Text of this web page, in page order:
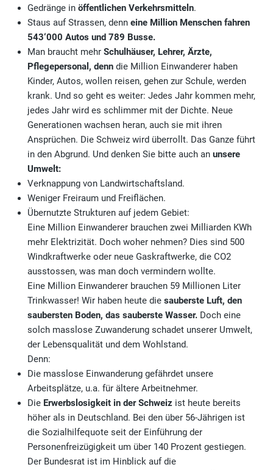
Gedränge in öffentlichen Verkehrsmitteln.
Staus auf Strassen, denn eine Million Menschen fahren
543‘000 Autos und 789 Busse.
Man braucht mehr Schulhäuser, Lehrer, Ärzte,
Pflegepersonal, denn die Million Einwanderer haben
Kinder, Autos, wollen reisen, gehen zur Schule, werden
krank. Und so geht es weiter: Jedes Jahr kommen mehr,
jedes Jahr wird es schlimmer mit der Dichte. Neue
Generationen wachsen heran, auch sie mit ihren
Ansprüchen. Die Schweiz wird überrollt. Das Ganze führt
in den Abgrund. Und denken Sie bitte auch an unsere
Umwelt:
Verknappung von Landwirtschaftsland.
Weniger Freiraum und Freiflächen.
Übernutzte Strukturen auf jedem Gebiet:
Eine Million Einwanderer brauchen zwei Milliarden KWh
mehr Elektrizität. Doch woher nehmen? Dies sind 500
Windkraftwerke oder neue Gaskraftwerke, die CO2
ausstossen, was man doch vermindern wollte.
Eine Million Einwanderer brauchen 59 Millionen Liter
Trinkwasser! Wir haben heute die sauberste Luft, den
saubersten Boden, das sauberste Wasser. Doch eine
solch masslose Zuwanderung schadet unserer Umwelt,
der Lebensqualität und dem Wohlstand.
Denn:
Die masslose Einwanderung gefährdet unsere
Arbeitsplätze, u.a. für ältere Arbeitnehmer.
Die Erwerbslosigkeit in der Schweiz ist heute bereits
höher als in Deutschland. Bei den über 56-Jährigen ist
die Sozialhilfequote seit der Einführung der
Personenfreizügigkeit um über 140 Prozent gestiegen.
Der Bundesrat ist im Hinblick auf die